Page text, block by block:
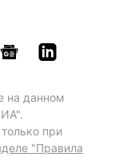
на данном
при
"Правила